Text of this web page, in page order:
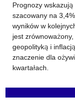
Prognozy
szacowany na
wyników w
jest
geopolityką i
znaczenie dla
kwartałach.